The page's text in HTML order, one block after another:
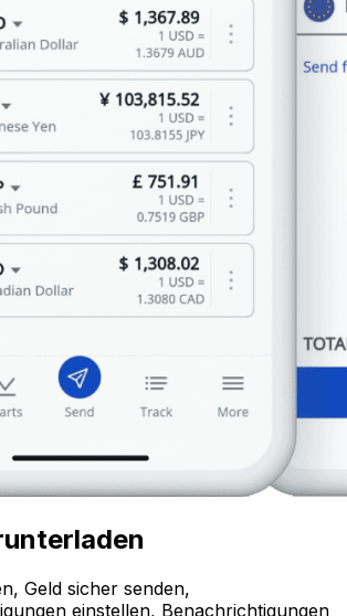
Geld sicher senden,
einstellen, Benachrichtigungen